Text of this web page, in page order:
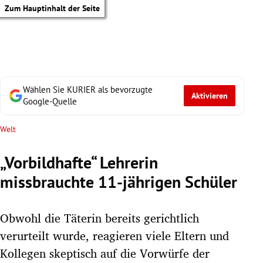
Zum Hauptinhalt der Seite
Untermenü
Wählen Sie KURIER als bevorzugte
Google-Quelle
Aktivieren
Welt
„Vorbildhafte“ Lehrerin
missbrauchte 11-jährigen Schüler
Obwohl die Täterin bereits gerichtlich
verurteilt wurde, reagieren viele Eltern und
Kollegen skeptisch auf die Vorwürfe der